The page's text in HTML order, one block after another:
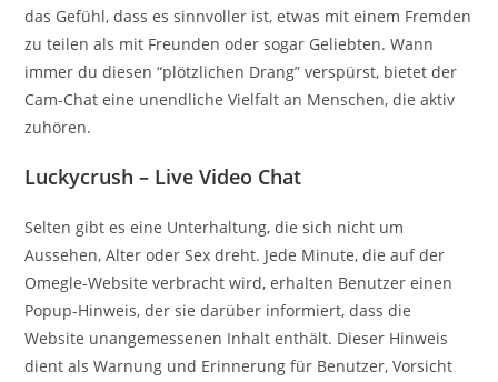
das Gefühl, dass es sinnvoller ist, etwas mit einem Fremden
zu teilen als mit Freunden oder sogar Geliebten. Wann
immer du diesen “plötzlichen Drang” verspürst, bietet der
Cam-Chat eine unendliche Vielfalt an Menschen, die aktiv
zuhören.
Luckycrush – Live Video Chat
Selten gibt es eine Unterhaltung, die sich nicht um
Aussehen, Alter oder Sex dreht. Jede Minute, die auf der
Omegle-Website verbracht wird, erhalten Benutzer einen
Popup-Hinweis, der sie darüber informiert, dass die
Website unangemessenen Inhalt enthält. Dieser Hinweis
dient als Warnung und Erinnerung für Benutzer, Vorsicht